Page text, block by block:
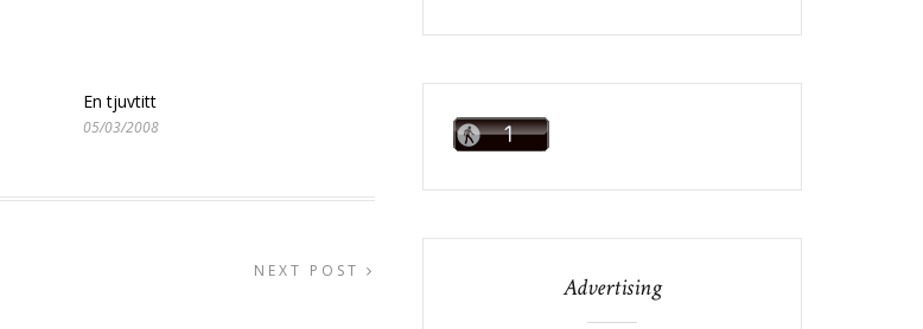
En tjuvtitt
05/03/2008
NEXT POST
Advertising